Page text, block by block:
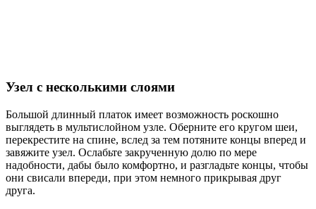
Узел с несколькими слоями
Большой длинный платок имеет возможность роскошно
выглядеть в мультислойном узле. Оберните его кругом шеи,
перекрестите на спине, вслед за тем потяните концы вперед и
завяжите узел. Ослабьте закрученную долю по мере
надобности, дабы было комфортно, и разгладьте концы, чтобы
они свисали впереди, при этом немного прикрывая друг
друга.